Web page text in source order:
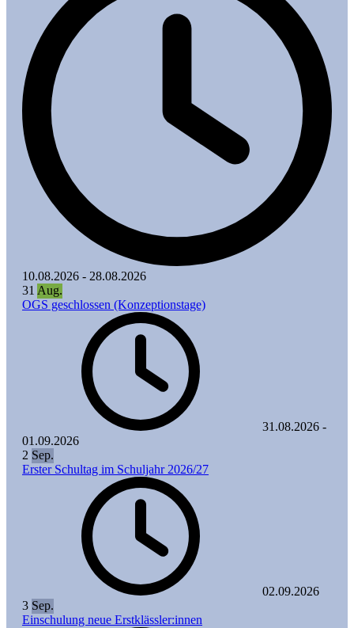
10.08.2026 - 28.08.2026
31 Aug.
OGS geschlossen (Konzeptionstage)
31.08.2026 -
01.09.2026
2 Sep.
Erster Schultag im Schuljahr 2026/27
02.09.2026
3 Sep.
Einschulung neue Erstklässler:innen